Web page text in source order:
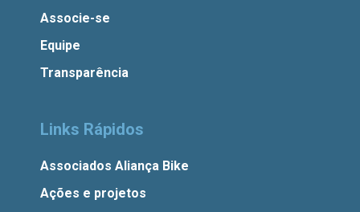
Associe-se
Equipe
Transparência
Links Rápidos
Associados Aliança Bike
Ações e projetos